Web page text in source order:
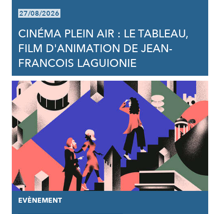
27/08/2026
CINÉMA PLEIN AIR : LE TABLEAU,
FILM D'ANIMATION DE JEAN-
FRANCOIS LAGUIONIE
EVÈNEMENT